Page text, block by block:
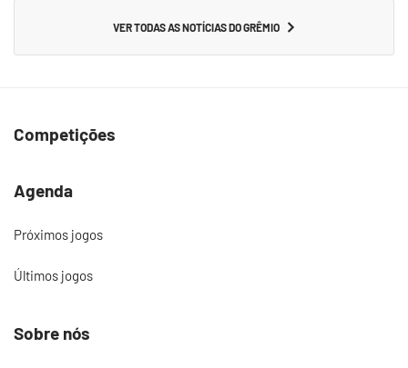
VER TODAS AS NOTÍCIAS DO GRÊMIO
Competições
Agenda
Próximos jogos
Últimos jogos
Sobre nós